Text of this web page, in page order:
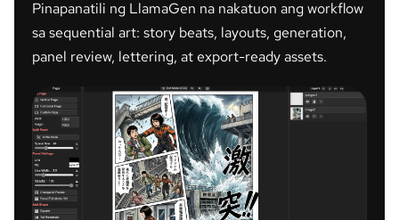
Pinapanatili ng LlamaGen na nakatuon ang workflow
sa sequential art: story beats, layouts, generation,
panel review, lettering, at export-ready assets.